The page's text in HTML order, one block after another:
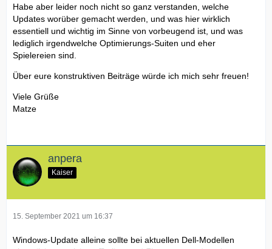
Habe aber leider noch nicht so ganz verstanden, welche
Updates worüber gemacht werden, und was hier wirklich
essentiell und wichtig im Sinne von vorbeugend ist, und was
lediglich irgendwelche Optimierungs-Suiten und eher
Spielereien sind.
Über eure konstruktiven Beiträge würde ich mich sehr freuen!
Viele Grüße
Matze
anpera
Kaiser
15. September 2021 um 16:37
Windows-Update alleine sollte bei aktuellen Dell-Modellen